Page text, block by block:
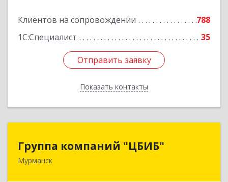
Клиентов на сопровождении
788
1С:Специалист
35
Отправить заявку
Показать контакты
Отправить заявку
Назад
Группа компаний "ЦБИБ"
Мурманск
Группа компаний "ЦБИБ"
183010, Мурманская обл, Мурманск г, Кирова